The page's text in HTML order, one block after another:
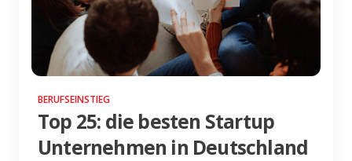
BERUFSEINSTIEG
Top 25: die besten Startup
Unternehmen in Deutschland